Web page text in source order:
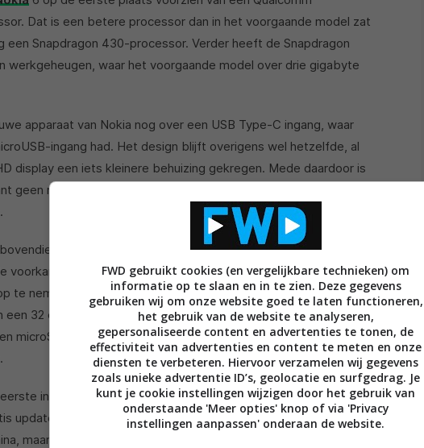
Dat is een betere processor dan in het voorgaande model zat
een Snapdragon 430-processor. Verder heeft de Snapdragon
werkgeheugen, waar het voorgaande model over drie gigabyte
apparaat van Nokia nog over een USB Type-C ingang, waar
ingang had. Het design blijft overigens wel hetzelfde, al
display een iets kleinere behuizing gekregen. Mede daardoor is
geen ruimte meer voor de vingerafdrukscanner, die nu naar de
een 16-megapixelcamera aan de achterkant en een 8-
voorkant. Beiden kunnen tegelijk gebruikt worden om twee
te nemen. Verder kan er wat het opslaggeheugen betreft
een 32 en een 64GB-variant. Mocht dat niet genoeg zijn, is het
microSD-kaartje in te voegen, waarmee het maximale
instantie voorzien van Android Nougat 7.1.1 en krijgt na
update naar
Android Oreo. In eerste instantie is het toestel
maar over een paar maanden wordt de Europese en
FWD gebruikt cookies (en vergelijkbare technieken) om
informatie op te slaan en in te zien. Deze gegevens
gebruiken wij om onze website goed te laten functioneren,
het gebruik van de website te analyseren,
gepersonaliseerde content en advertenties te tonen, de
effectiviteit van advertenties en content te meten en onze
diensten te verbeteren. Hiervoor verzamelen wij gegevens
zoals unieke advertentie ID’s, geolocatie en surfgedrag. Je
kunt je cookie instellingen wijzigen door het gebruik van
onderstaande 'Meer opties' knop of via 'Privacy
instellingen aanpassen' onderaan de website.